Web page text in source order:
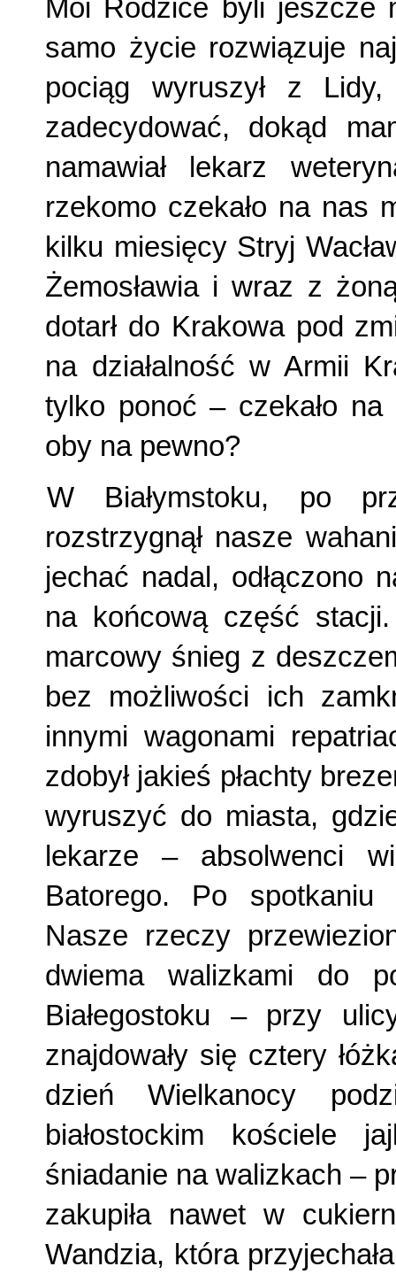
Moi Rodzice byli jeszcze
samo życie rozwiązuje
pociąg wyruszył z
zadecydować, dokąd
namawiał lekarz
rzekomo czekało na nas
kilku miesięcy Stryj
Żemosławia i wraz z
dotarł do Krakowa pod
na działalność w Armii
tylko ponoć – czekało
oby na pewno?
W Białymstoku, po
rozstrzygnął nasze
jechać nadal, odłączono
na końcową część
marcowy śnieg z
bez możliwości ich
innymi wagonami
zdobył jakieś płachty
wyruszyć do miasta,
lekarze – absolwenci
Batorego. Po spotkaniu
Nasze rzeczy
dwiema walizkami do
Białegostoku – przy
znajdowały się cztery
dzień Wielkanocy
białostockim kościele
śniadanie na walizkach –
zakupiła nawet w
Wandzia, która